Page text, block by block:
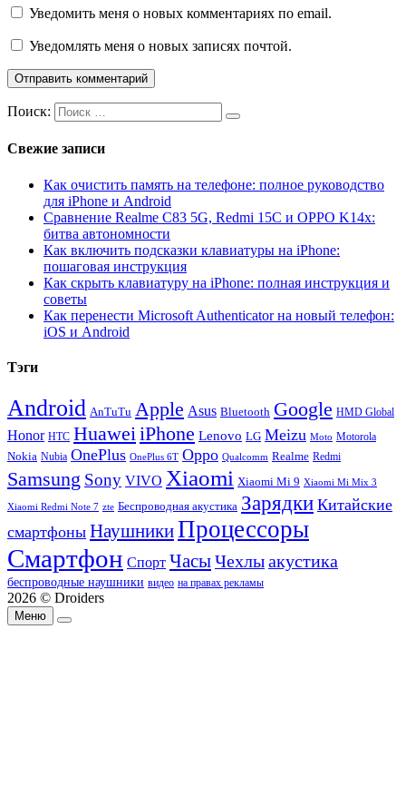
Уведомить меня о новых комментариях по email.
Уведомлять меня о новых записях почтой.
Поиск:
Свежие записи
Как очистить память на телефоне: полное руководство
для iPhone и Android
Сравнение Realme C83 5G, Redmi 15C и OPPO K14x:
битва автономности
Как включить подсказки клавиатуры на iPhone:
пошаговая инструкция
Как скрыть клавиатуру на iPhone: полная инструкция и
советы
Как перенести Microsoft Authenticator на новый телефон:
iOS и Android
Тэги
Android AnTuTu Apple Asus Bluetooth Google HMD Global
Honor HTC HuaweiiPhone Lenovo LG Meizu Moto Motorola
Nokia Nubia OnePlus OnePlus 6T Oppo Qualcomm Realme Redmi
Samsung Sony VIVO Xiaomi Xiaomi Mi 9 Xiaomi Mi Mix 3
Xiaomi Redmi Note 7 zte Беспроводная акустика Зарядки Китайские
смартфоны НаушникиПроцессоры
Смартфон Спорт ЧасыЧехлыакустика
беспроводные наушники видео на правах рекламы
2026 © Droiders
Меню